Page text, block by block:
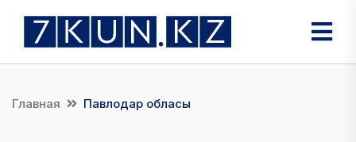
Главная Павлодар обласы